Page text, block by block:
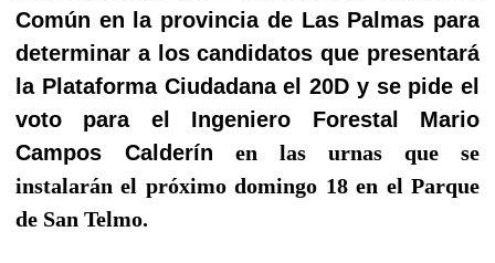
Común en la provincia de Las Palmas para
determinar a los candidatos que presentará
la Plataforma Ciudadana el 20D y se pide el
voto para el Ingeniero Forestal Mario
Campos Calderín en las urnas que se
instalarán el próximo domingo 18 en el Parque
de San Telmo.